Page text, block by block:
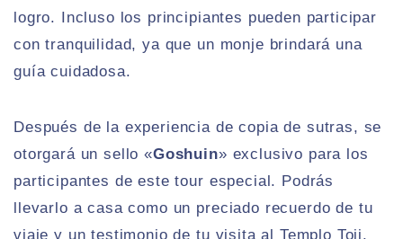
logro. Incluso los principiantes pueden participar
con tranquilidad, ya que un monje brindará una
guía cuidadosa.
Después de la experiencia de copia de sutras, se
otorgará un sello «Goshuin» exclusivo para los
participantes de este tour especial. Podrás
llevarlo a casa como un preciado recuerdo de tu
viaje y un testimonio de tu visita al Templo Toji.